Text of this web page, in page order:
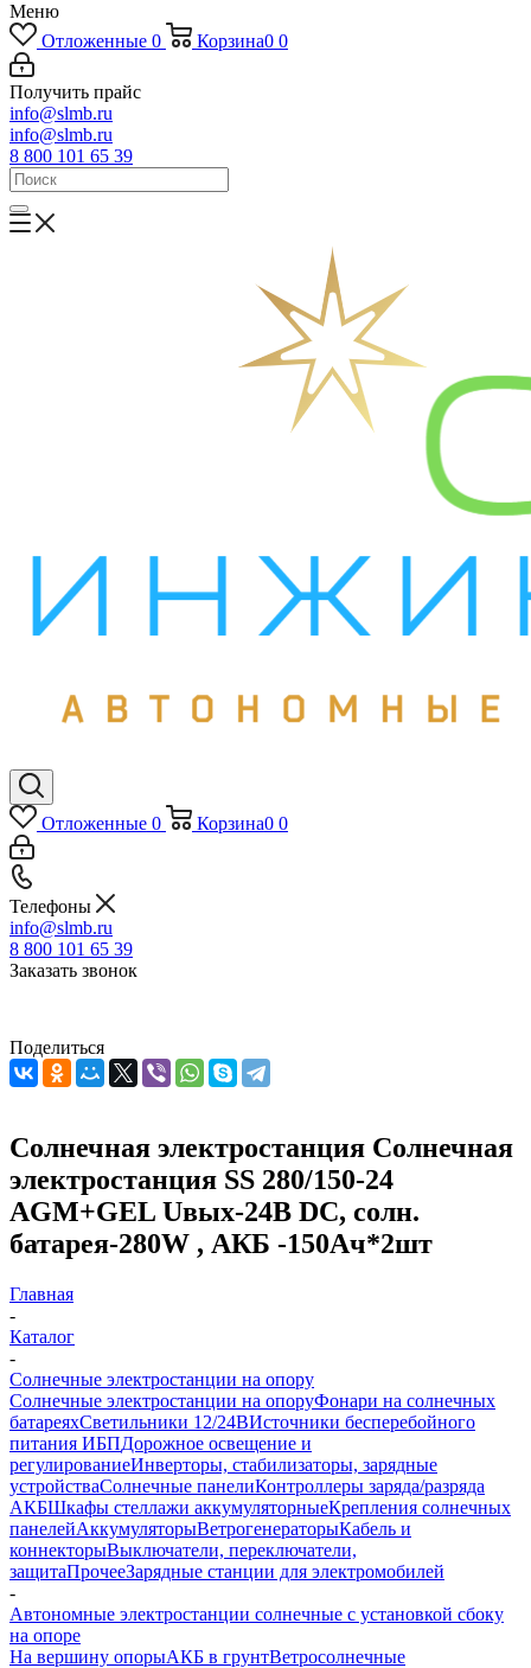
Меню
Отложенные 0 Корзина0 0
Получить прайс
info@slmb.ru
info@slmb.ru
8 800 101 65 39
Отложенные 0 Корзина0 0
Телефоны
info@slmb.ru
8 800 101 65 39
Заказать звонок
Поделиться
Солнечная электростанция Солнечная
электростанция SS 280/150-24
AGM+GEL Uвых-24В DC, солн.
батарея-280W , АКБ -150Aч*2шт
Главная
-
Каталог
-
Солнечные электростанции на опору
Солнечные электростанции на опоруФонари на солнечных
батареяхСветильники 12/24ВИсточники бесперебойного
питания ИБПДорожное освещение и
регулированиеИнверторы, стабилизаторы, зарядные
устройстваСолнечные панелиКонтроллеры заряда/разряда
АКБШкафы стеллажи аккумуляторныеКрепления солнечных
панелейАккумуляторыВетрогенераторыКабель и
коннекторыВыключатели, переключатели,
защитаПрочееЗарядные станции для электромобилей
-
Автономные электростанции солнечные с установкой сбоку
на опоре
На вершину опорыАКБ в грунтВетросолнечные